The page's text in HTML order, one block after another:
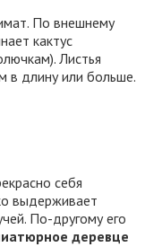
По внешнему
кактус
Листья
в длину или больше.
себя
выдерживает
По-другому его
деревце